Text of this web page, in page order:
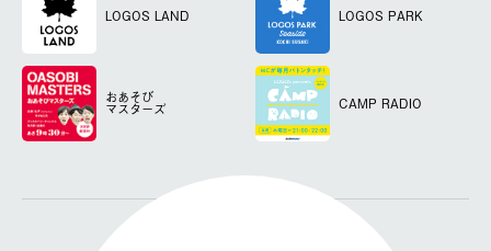
LOGOS LAND LOGOS PARK
おあそび
マスターズ CAMP RADIO